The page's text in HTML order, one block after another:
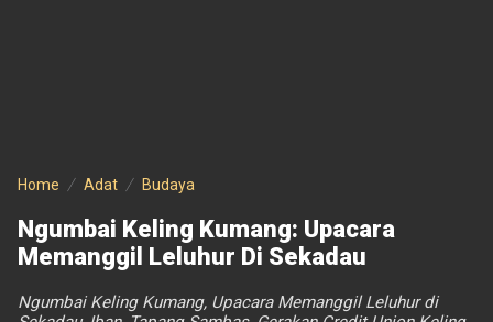
Home Adat Budaya
Ngumbai Keling Kumang: Upacara
Memanggil Leluhur Di Sekadau
Ngumbai Keling Kumang, Upacara Memanggil Leluhur di